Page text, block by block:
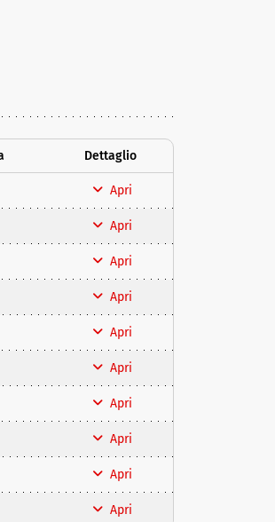
Dettaglio
Apri
Apri
Apri
Apri
Apri
Apri
Apri
Apri
Apri
Apri